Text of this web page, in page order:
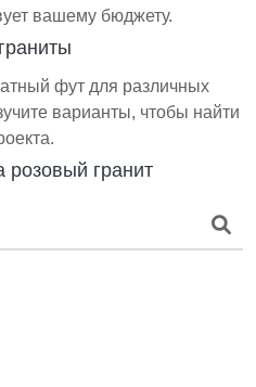
вашему бюджету.
фут для различных
варианты, чтобы найти
розовый гранит